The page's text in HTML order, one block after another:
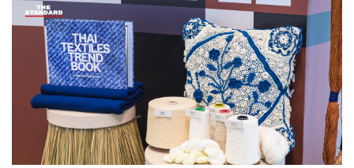
ถึงแม้ว่าการขาดแคลนไฟฟ้าจะไม่ใช่เรื่องวิกฤตที่ต้องระแวด
ระวังกัน เนื่องจากมีหน่วยงานภาครัฐที่สำคัญคือคณะ
กรรมการกำกับกิจการพลังงาน
หรือกกพ.ทําหน้าที่กํากับ
ดูแลการประกอบกิจการพลังงานของประเทศ โดยดูแลด้าน
กิจการไฟฟ้าและกิจการก๊าซธรรมชาติ กำหนดมาตรการเพื่อ
ให้เกิดความมั่นคงและเชื่อถือได้ของระบบไฟฟ้า ส่งเสริม
ให้การประกอบกิจการพลังงานเป็นไปอย่างมีประสิทธิภาพ
และเป็นธรรมต่อผู้รับใบอนุญาตและผู้ใช้พลังงาน